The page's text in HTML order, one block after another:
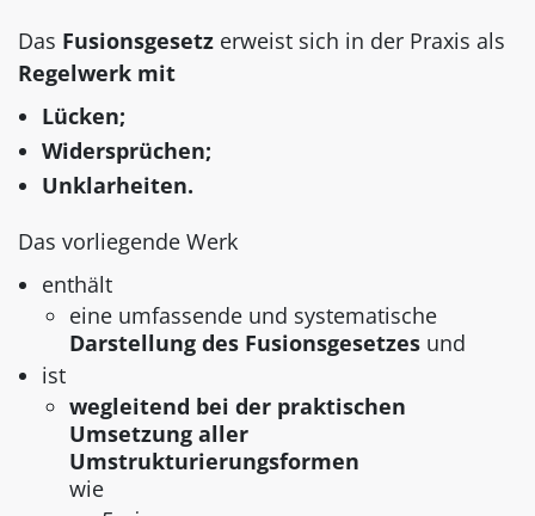
Das Fusionsgesetz erweist sich in der Praxis als
Regelwerk mit
Lücken;
Widersprüchen;
Unklarheiten.
Das vorliegende Werk
enthält
eine umfassende und systematische
Darstellung des Fusionsgesetzes und
ist
wegleitend bei der praktischen
Umsetzung aller
Umstrukturierungsformen
wie